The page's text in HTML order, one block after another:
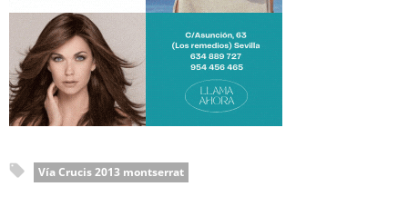
Vía Crucis 2013 montserrat